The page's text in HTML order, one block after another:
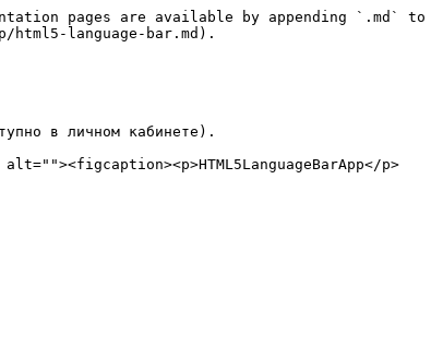
pages are available by appending `.md` to
language-bar.md).
в личном кабинете).
p>